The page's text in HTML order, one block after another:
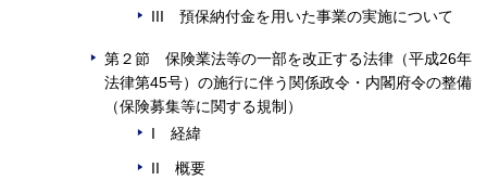
III 預保納付金を用いた事業の実施について
第２節 保険業法等の一部を改正する法律（平成26年
法律第45号）の施行に伴う関係政令・内閣府令の整備
（保険募集等に関する規制）
I 経緯
II 概要